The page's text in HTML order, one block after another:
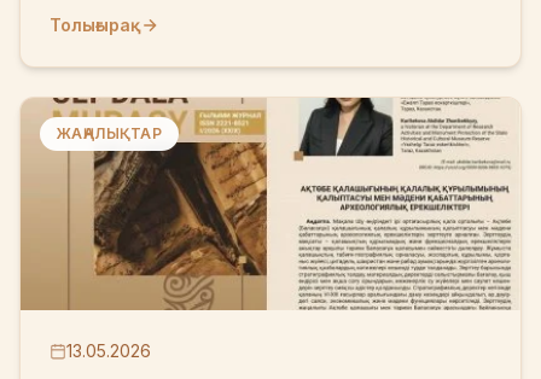
Толығырақ
ЖАҢАЛЫҚТАР
13.05.2026